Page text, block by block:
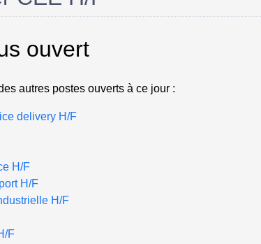
ouvert
autres postes ouverts à ce jour :
delivery H/F
H/F
H/F
H/F
F